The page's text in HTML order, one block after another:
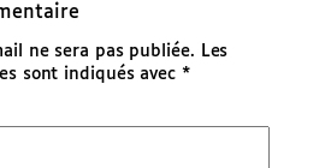
ne sera pas publiée.
Les
sont indiqués avec *